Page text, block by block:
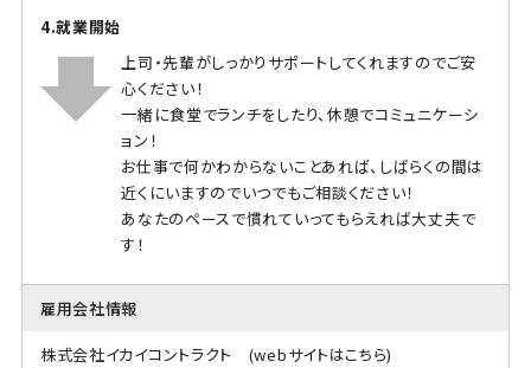
4.就業開始
上司・先輩がしっかりサポートしてくれますのでご安
心ください！
一緒に食堂でランチをしたり、休憩でコミュニケーシ
ョン！
お仕事で何かわからないことあれば、しばらくの間は
近くにいますのでいつでもご相談ください！
あなたのペースで慣れていってもらえれば大丈夫で
す！
雇用会社情報
株式会社イカイコントラクト (webサイトはこちら)